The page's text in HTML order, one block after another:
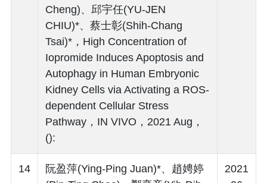
Cheng)、邱宇任(YU-JEN
CHIU)*、蔡士彰(Shih-Chang
Tsai)*，High Concentration of
Iopromide Induces Apoptosis and
Autophagy in Human Embryonic
Kidney Cells via Activating a ROS-
dependent Cellular Stress
Pathway，IN VIVO，2021 Aug，
():
14
阮盈萍(Ying-Ping Juan)*、趙娉婷
2021